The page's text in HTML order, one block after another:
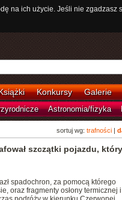
na ich użycie. Jeśli nie
Konkursy Galerie
Astronomia/fizyka
sortuj wg: trafności|
szczątki pojazdu, który
spadochron, za pomocą którego
oraz fragmenty osłony termicznej i